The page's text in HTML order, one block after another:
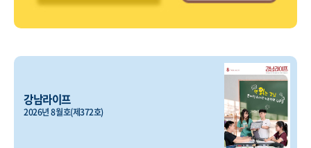
강남라이프
2026년 8월호(제372호)